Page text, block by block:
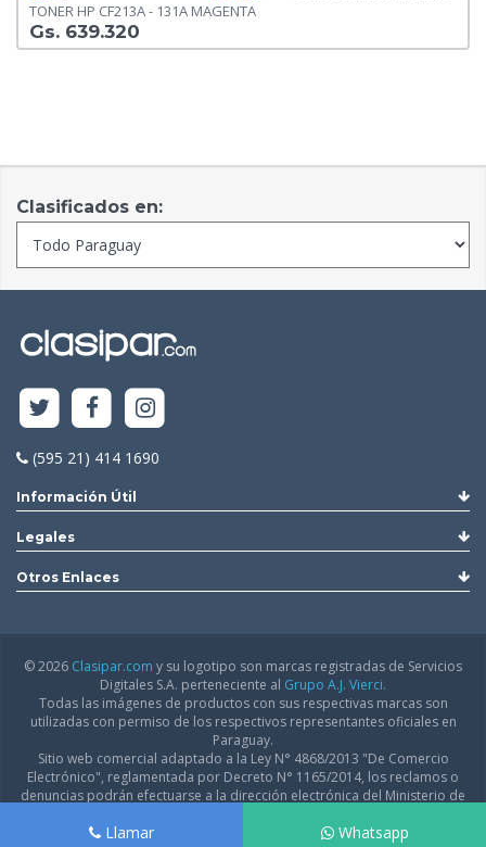
TONER HP CF213A - 131A MAGENTA
Gs. 639.320
Llamar Whatsapp
Clasificados en:
(595 21) 414 1690
Información Útil
Legales
Otros Enlaces
© 2026 Clasipar.com y su logotipo son marcas registradas de Servicios
Digitales S.A. perteneciente al Grupo A.J. Vierci.
Todas las imágenes de productos con sus respectivas marcas son
utilizadas con permiso de los respectivos representantes oficiales en
Paraguay.
Sitio web comercial adaptado a la Ley N° 4868/2013 "De Comercio
Electrónico", reglamentada por Decreto N° 1165/2014, los reclamos o
denuncias podrán efectuarse a la dirección electrónica del Ministerio de